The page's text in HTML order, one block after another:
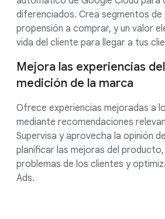
diferenciados. Crea segmentos de
propensión a comprar, y un valor
vida del cliente para llegar a tus
Mejora las experiencias
medición de la marca
Ofrece experiencias mejoradas a
mediante recomendaciones
Supervisa y aprovecha la opinión
planificar las mejoras del
problemas de los clientes y
Ads.